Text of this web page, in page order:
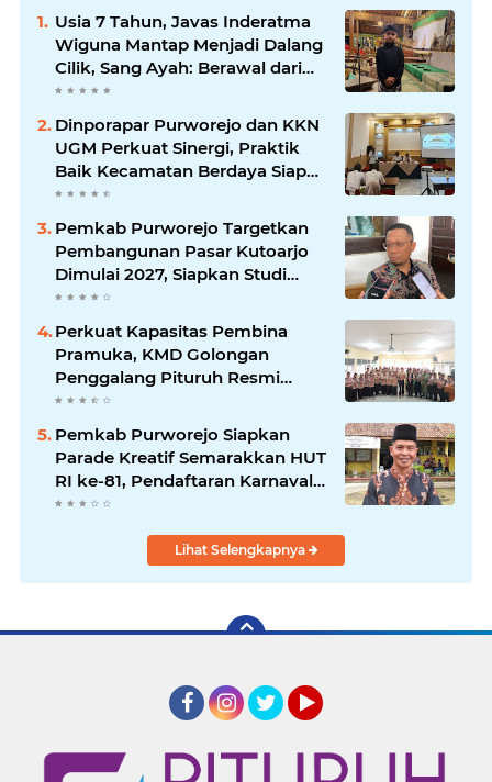
Usia 7 Tahun, Javas Inderatma
Wiguna Mantap Menjadi Dalang
Cilik, Sang Ayah: Berawal dari
Menonton Wayang di YouTube
Dinporapar Purworejo dan KKN
UGM Perkuat Sinergi, Praktik
Baik Kecamatan Berdaya Siap
Direplikasi
Pemkab Purworejo Targetkan
Pembangunan Pasar Kutoarjo
Dimulai 2027, Siapkan Studi
Kelayakan hingga DED
Perkuat Kapasitas Pembina
Pramuka, KMD Golongan
Penggalang Pituruh Resmi
Dimulai
Pemkab Purworejo Siapkan
Parade Kreatif Semarakkan HUT
RI ke-81, Pendaftaran Karnaval
Resmi Dibuka
Lihat Selengkapnya